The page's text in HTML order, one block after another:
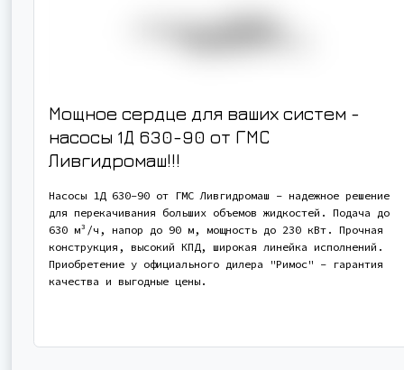
Мощное сердце для ваших систем -
насосы 1Д 630-90 от ГМС
Ливгидромаш!!!
Насосы 1Д 630-90 от ГМС Ливгидромаш - надежное решение
для перекачивания больших объемов жидкостей. Подача до
630 м³/ч, напор до 90 м, мощность до 230 кВт. Прочная
конструкция, высокий КПД, широкая линейка исполнений.
Приобретение у официального дилера "Римос" - гарантия
качества и выгодные цены.